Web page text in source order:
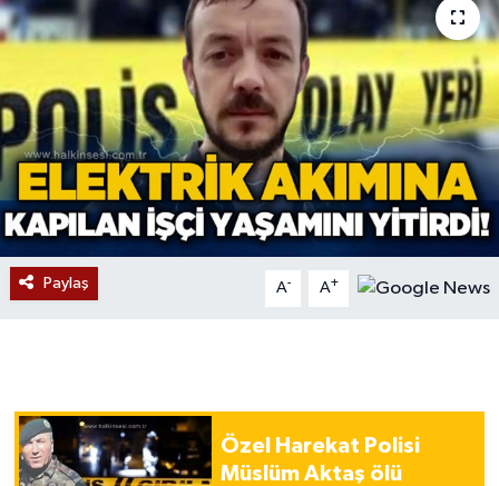
Paylaş A- A+
Özel Harekat Polisi
Müslüm Aktaş ölü
ÇEVRE
BİLİM VE TEKNOLOJİ
DUNYA
Düzce
Eğitim
Gökçebey